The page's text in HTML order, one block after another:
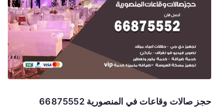
حجز صالات وقاعات في المنصورية 66875552